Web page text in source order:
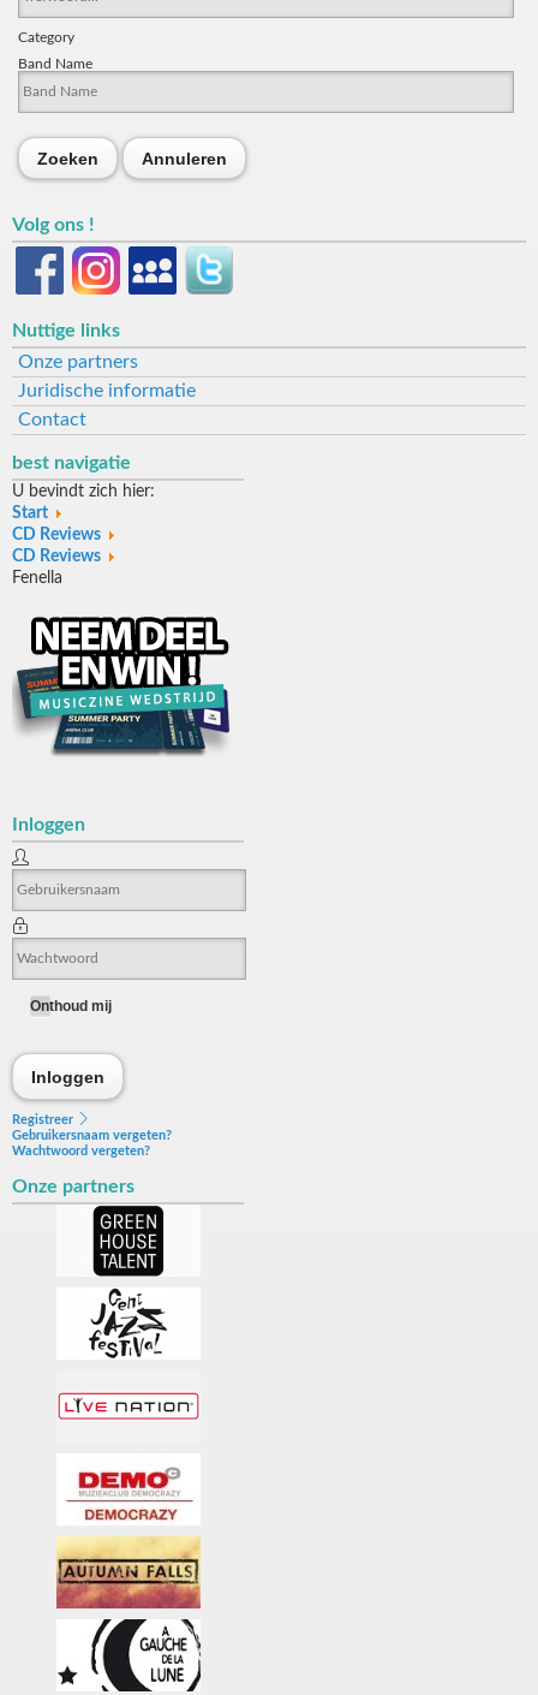
Category
Band Name
Zoeken Annuleren
Volg ons !
Nuttige links
Onze partners
Juridische informatie
Contact
best navigatie
U bevindt zich hier:
Start
CD Reviews
CD Reviews
Fenella
Inloggen
Onthoud mij
Inloggen
Registreer
Gebruikersnaam vergeten?
Wachtwoord vergeten?
Onze partners